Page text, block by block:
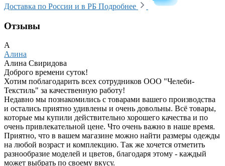
Доставка по России и в РБ Подробнее
Отзывы
А
Алина
Алина Свиридова
Доброго времени суток!
Хотим поблагодарить всех сотрудников ООО "Челеби-
Текстиль" за качественную работу!
Недавно мы познакомились с товарами вашего производства
и остались приятно удивлены и очень довольны. Всё товары,
которые мы купили действительно хорошего качества и по
очень привлекательной цене. Что очень важно в наше время.
Приятно, что в вашем магазине можно найти размеры одежды
на любой возраст и комплекцию. Так же хочется отметить
разнообразие моделей и цветов, благодаря этому - каждый
может выбрать по своему вкусу.